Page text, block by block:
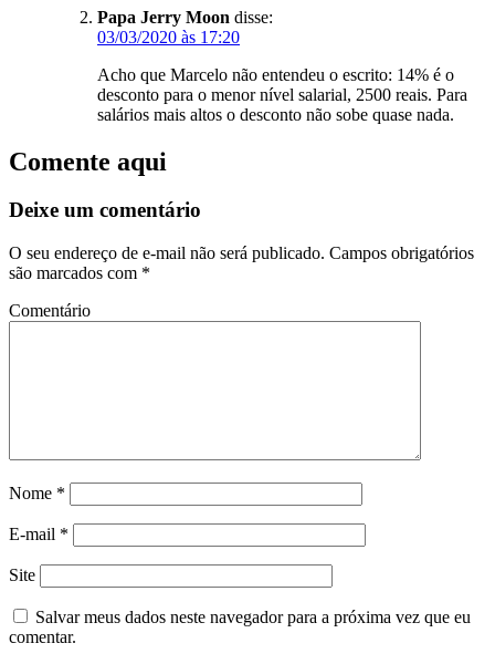
Papa Jerry Moon disse:
03/03/2020 às 17:20
Acho que Marcelo não entendeu o escrito: 14% é o
desconto para o menor nível salarial, 2500 reais. Para
salários mais altos o desconto não sobe quase nada.
Comente aqui
Deixe um comentário
O seu endereço de e-mail não será publicado. Campos obrigatórios
são marcados com *
Comentário
Nome *
E-mail *
Site
Salvar meus dados neste navegador para a próxima vez que eu
comentar.